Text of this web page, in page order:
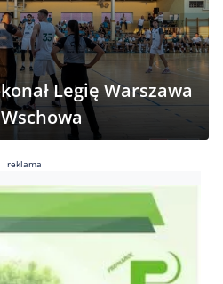
Legię Warszawa
reklama